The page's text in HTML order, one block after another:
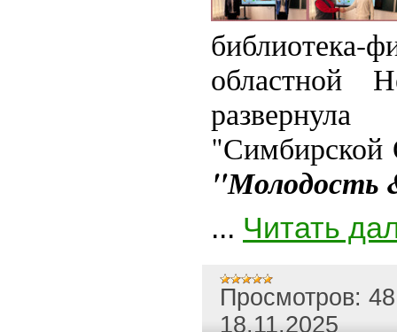
областной
"Молодость
... Читать
Просмотров: 48
18.11.2025